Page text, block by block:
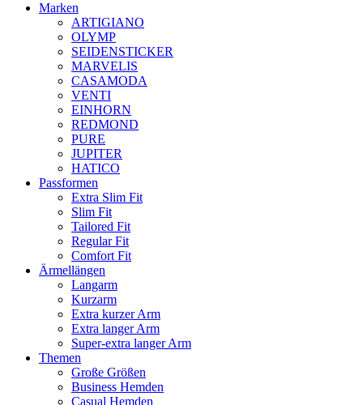
Marken
ARTIGIANO
OLYMP
SEIDENSTICKER
MARVELIS
CASAMODA
VENTI
EINHORN
REDMOND
PURE
JUPITER
HATICO
Passformen
Extra Slim Fit
Slim Fit
Tailored Fit
Regular Fit
Comfort Fit
Ärmellängen
Langarm
Kurzarm
Extra kurzer Arm
Extra langer Arm
Super-extra langer Arm
Themen
Große Größen
Business Hemden
Casual Hemden